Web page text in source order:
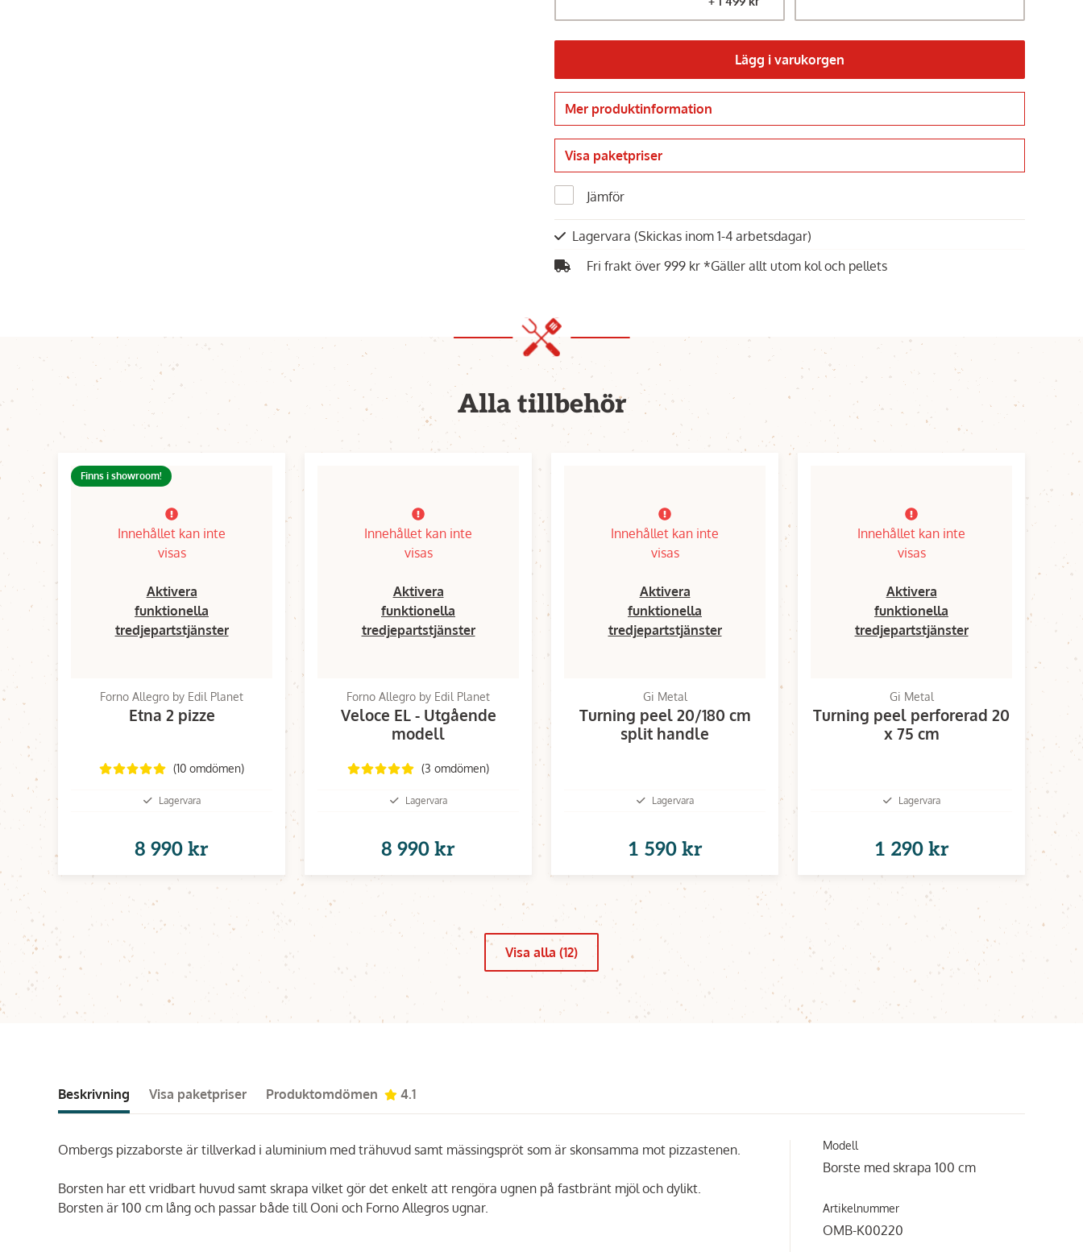
Lägg i varukorgen
Mer produktinformation
Visa paketpriser
Jämför
Lagervara (Skickas inom 1-4 arbetsdagar)
Fri frakt över 999 kr *Gäller allt utom kol och pellets
Alla tillbehör
Finns i showroom!
Innehållet kan inte
visas
Aktivera
funktionella
tredjepartstjänster
Forno Allegro by Edil Planet
Etna 2 pizze
(10 omdömen)
Lagervara
8 990 kr
Innehållet kan inte
visas
Aktivera
funktionella
tredjepartstjänster
Forno Allegro by Edil Planet
Veloce EL - Utgående
modell
(3 omdömen)
Lagervara
8 990 kr
Innehållet kan inte
visas
Aktivera
funktionella
tredjepartstjänster
Gi Metal
Turning peel 20/180 cm
split handle
Lagervara
1 590 kr
Innehållet kan inte
visas
Aktivera
funktionella
tredjepartstjänster
Gi Metal
Turning peel perforerad 20
x 75 cm
Lagervara
1 290 kr
Visa alla (12)
Beskrivning Visa paketpriser Produktomdömen 4.1
Ombergs pizzaborste är tillverkad i aluminium med trähuvud samt mässingspröt som är skonsamma mot pizzastenen.
Borsten har ett vridbart huvud samt skrapa vilket gör det enkelt att rengöra ugnen på fastbränt mjöl och dylikt.
Borsten är 100 cm lång och passar både till Ooni och Forno Allegros ugnar.
Modell
Borste med skrapa 100 cm
Artikelnummer
OMB-K00220